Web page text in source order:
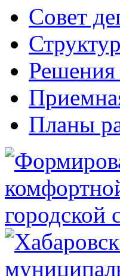
Совет
Решения
Планы